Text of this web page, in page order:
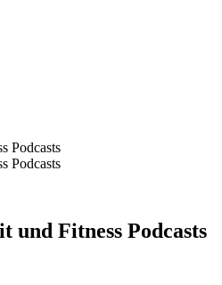
Podcasts
Podcasts
und Fitness Podcasts